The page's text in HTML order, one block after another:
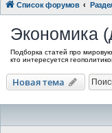
Список форумов
Экономика
Подборка статей про
кто интересуется
Новая тема